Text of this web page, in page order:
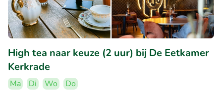
High tea naar keuze (2 uur) bij De Eetkamer
Kerkrade
Ma Di Wo
Do